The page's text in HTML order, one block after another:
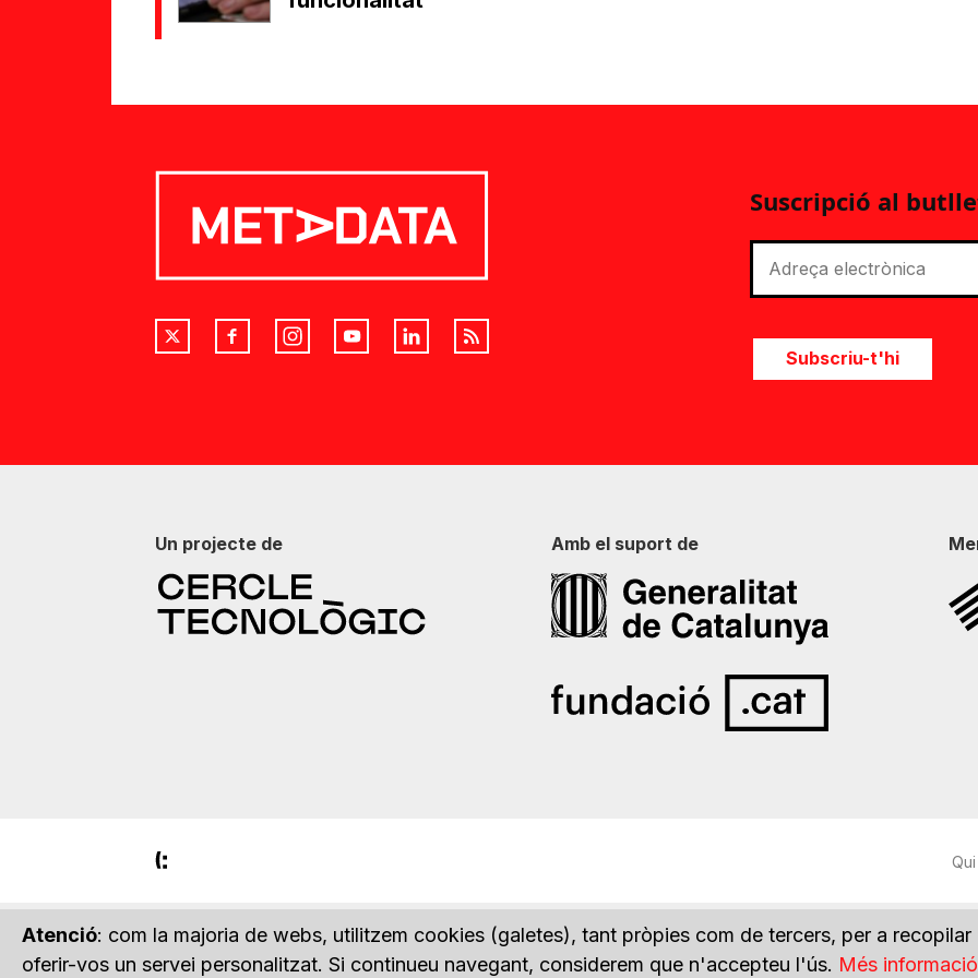
Atenció: com la majoria de webs, utilitzem cookies (galetes), tant pròpies com de tercers, per a
oferir-vos un servei personalitzat. Si continueu navegant, considerem que n'accepteu l'ús. Més informació
Suscripció al
Subscriu-t'hi
Un projecte de Amb el suport de